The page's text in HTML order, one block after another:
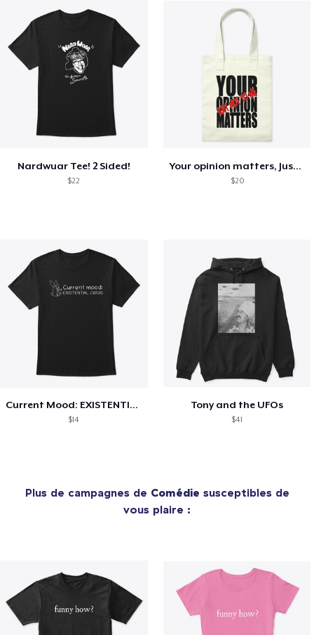
Nardwuar Tee! 2 Sided!
$22
Your opinion matters, Just not to me!
$20
Current Mood: EXISTENTIAL CRISIS
$14
Tony and the UFOs
$41
Plus de campagnes de Comédie susceptibles de
vous plaire :